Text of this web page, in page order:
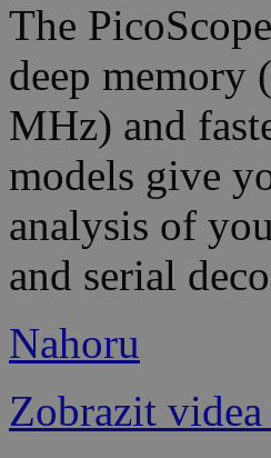
The
deep memory
MHz) and
models give
analysis of
and serial
Nahoru
Zobrazit